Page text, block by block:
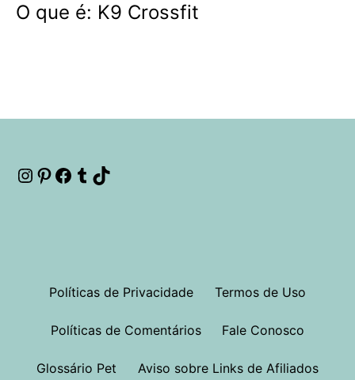
O que é: K9 Crossfit
Instagram
Pinterest
Facebook
Tumblr
Políticas de Privacidade Termos de Uso
Políticas de Comentários Fale Conosco
Glossário Pet Aviso sobre Links de Afiliados